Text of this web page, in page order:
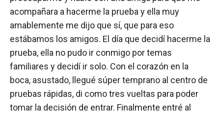
acompañara a hacerme la prueba y ella muy
amablemente me dijo que sí, que para eso
estábamos los amigos. El día que decidí hacerme la
prueba, ella no pudo ir conmigo por temas
familiares y decidí ir solo. Con el corazón en la
boca, asustado, llegué súper temprano al centro de
pruebas rápidas, di como tres vueltas para poder
tomar la decisión de entrar. Finalmente entré al